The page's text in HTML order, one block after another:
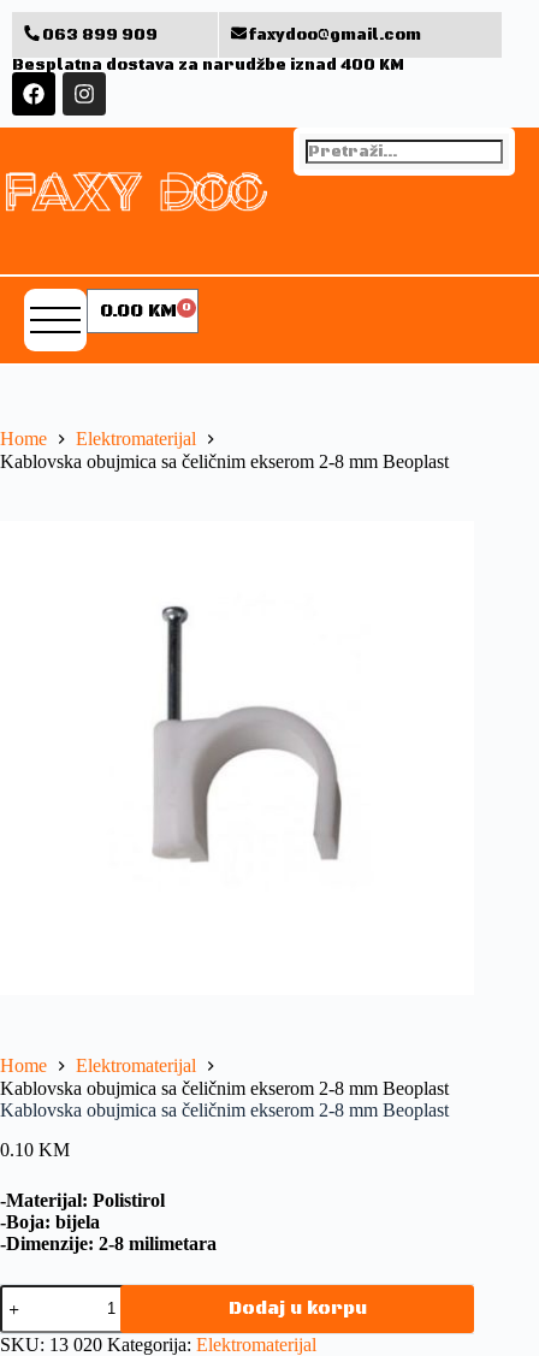
063 899 909
faxydoo@gmail.com
Besplatna dostava za narudžbe iznad 400 KM
0.00 KM 0
Home
Elektromaterijal
Kablovska obujmica sa čeličnim ekserom 2-8 mm Beoplast
Home
Elektromaterijal
Kablovska obujmica sa čeličnim ekserom 2-8 mm Beoplast
Kablovska obujmica sa čeličnim ekserom 2-8 mm Beoplast
0.10 KM
-Materijal: Polistirol
-Boja: bijela
-Dimenzije: 2-8 milimetara
Dodaj u korpu
SKU: 13 020 Kategorija: Elektromaterijal